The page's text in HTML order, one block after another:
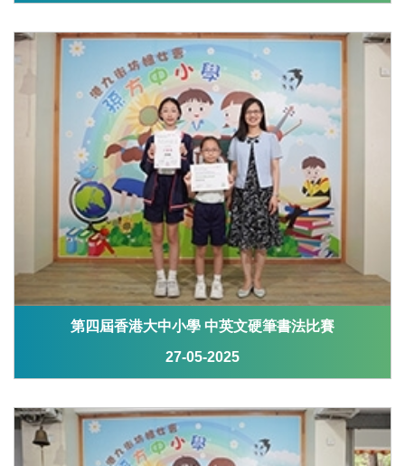
第四屆香港大中小學 中英文硬筆書法比賽
27-05-2025